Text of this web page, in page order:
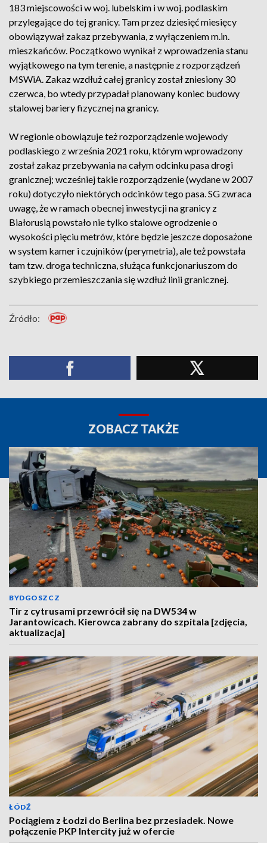
183 miejscowości w woj. lubelskim i w woj. podlaskim
przylegające do tej granicy. Tam przez dziesięć miesięcy
obowiązywał zakaz przebywania, z wyłączeniem m.in.
mieszkańców. Początkowo wynikał z wprowadzenia stanu
wyjątkowego na tym terenie, a następnie z rozporządzeń
MSWiA. Zakaz wzdłuż całej granicy został zniesiony 30
czerwca, bo wtedy przypadał planowany koniec budowy
stalowej bariery fizycznej na granicy.
W regionie obowiązuje też rozporządzenie wojewody
podlaskiego z września 2021 roku, którym wprowadzony
został zakaz przebywania na całym odcinku pasa drogi
granicznej; wcześniej takie rozporządzenie (wydane w 2007
roku) dotyczyło niektórych odcinków tego pasa. SG zwraca
uwagę, że w ramach obecnej inwestycji na granicy z
Białorusią powstało nie tylko stalowe ogrodzenie o
wysokości pięciu metrów, które będzie jeszcze doposażone
w system kamer i czujników (perymetria), ale też powstała
tam tzw. droga techniczna, służąca funkcjonariuszom do
szybkiego przemieszczania się wzdłuż linii granicznej.
Źródło:
ZOBACZ TAKŻE
BYDGOSZCZ
Tir z cytrusami przewrócił się na DW534 w
Jarantowicach. Kierowca zabrany do szpitala [zdjęcia,
aktualizacja]
ŁÓDŹ
Pociągiem z Łodzi do Berlina bez przesiadek. Nowe
połączenie PKP Intercity już w ofercie